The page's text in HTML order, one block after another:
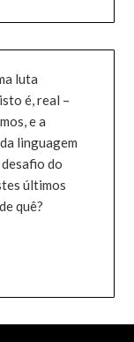
luta
é, real –
e a
linguagem
do
últimos
quê?